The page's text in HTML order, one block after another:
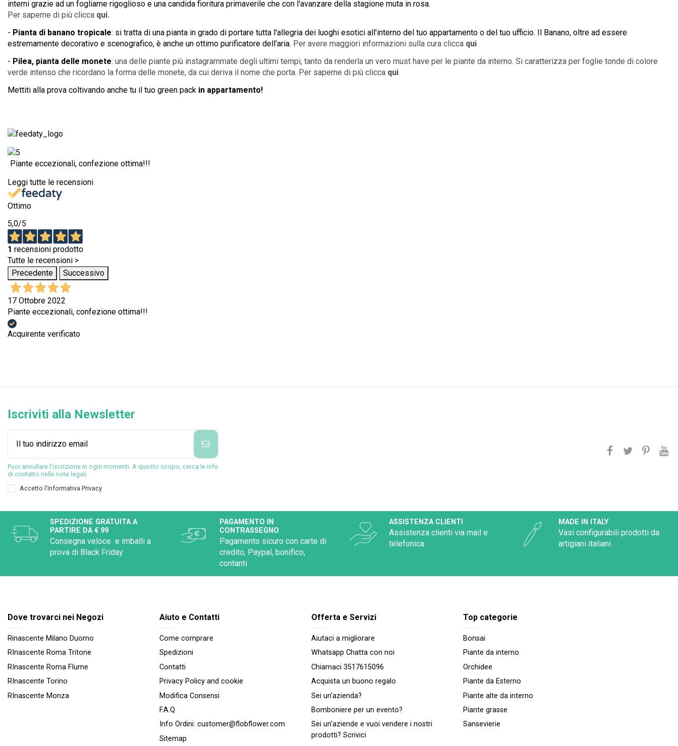
interni grazie ad un fogliame rigoglioso e una candida fioritura primaverile che con l'avanzare della stagione muta in rosa.
Per saperne di più clicca qui.
- Pianta di banano tropicale: si tratta di una pianta in grado di portare tutta l'allegria dei luoghi esotici all'interno del tuo appartamento o del tuo ufficio. Il Banano, oltre ad essere
estremamente decorativo e scenografico, è anche un ottimo purificatore dell'aria. Per avere maggiori informazioni sulla cura clicca qui
- Pilea, pianta delle monete: una delle piante più instagrammate degli ultimi tempi, tanto da renderla un vero must have per le piante da interno. Si caratterizza per foglie tonde di colore
verde intenso che ricordano la forma delle monete, da cui deriva il nome che porta. Per saperne di più clicca qui
Mettiti alla prova coltivando anche tu il tuo green pack in appartamento!
Piante eccezionali, confezione ottima!!!
Leggi tutte le recensioni
Ottimo
5,0/5
1 recensioni prodotto
Tutte le recensioni >
Precedente
Successivo
17 Ottobre 2022
Piante eccezionali, confezione ottima!!!
Acquirente verificato
Iscriviti alla Newsletter
Puoi annullare l'iscrizione in ogni momenti. A questo scopo, cerca le info
di contatto nelle note legali.
Accetto l'Informativa Privacy
SPEDIZIONE GRATUITA A
PARTIRE DA € 99
Consegna veloce e imballi a
prova di Black Friday
PAGAMENTO IN
CONTRASSEGNO
Pagamento sicuro con carte di
credito, Paypal, bonifico,
contanti
ASSISTENZA CLIENTI
Assistenza clienti via mail e
telefonica
MADE IN ITALY
Vasi configurabili prodotti da
artigiani italiani
Dove trovarci nei Negozi
Rinascente Milano Duomo
RInascente Roma Tritone
RInascente Roma FIume
RInascente Torino
RInascente Monza
Aiuto e Contatti
Come comprare
Spedizioni
Contatti
Privacy Policy and cookie
Modifica Consensi
F.A.Q
Info Ordini: customer@flobflower.com
Sitemap
Offerta e Servizi
Aiutaci a migliorare
Whatsapp Chatta con noi
Chiamaci 3517615096
Acquista un buono regalo
Sei un'azienda?
Bomboniere per un evento?
Sei un'aziende e vuoi vendere i nostri
prodotti? Scrivici
Top categorie
Bonsai
Piante da interno
Orchidee
Piante da Esterno
Piante alte da interno
Piante grasse
Sansevierie